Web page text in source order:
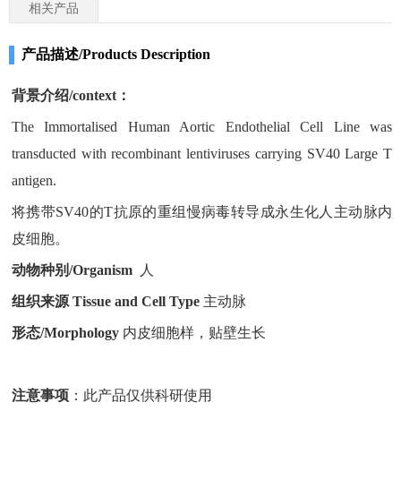
相关产品
产品描述/Products Description
背景介绍/context：
The Immortalised Human Aortic Endothelial Cell Line was
transducted with recombinant lentiviruses carrying SV40 Large T
antigen.
将携带SV40的T抗原的重组慢病毒转导成永生化人主动脉内
皮细胞。
动物种别/Organism 人
组织来源 Tissue and Cell Type 主动脉
形态/Morphology 内皮细胞样，贴壁生长
注意事项 ：此产品仅供科研使用